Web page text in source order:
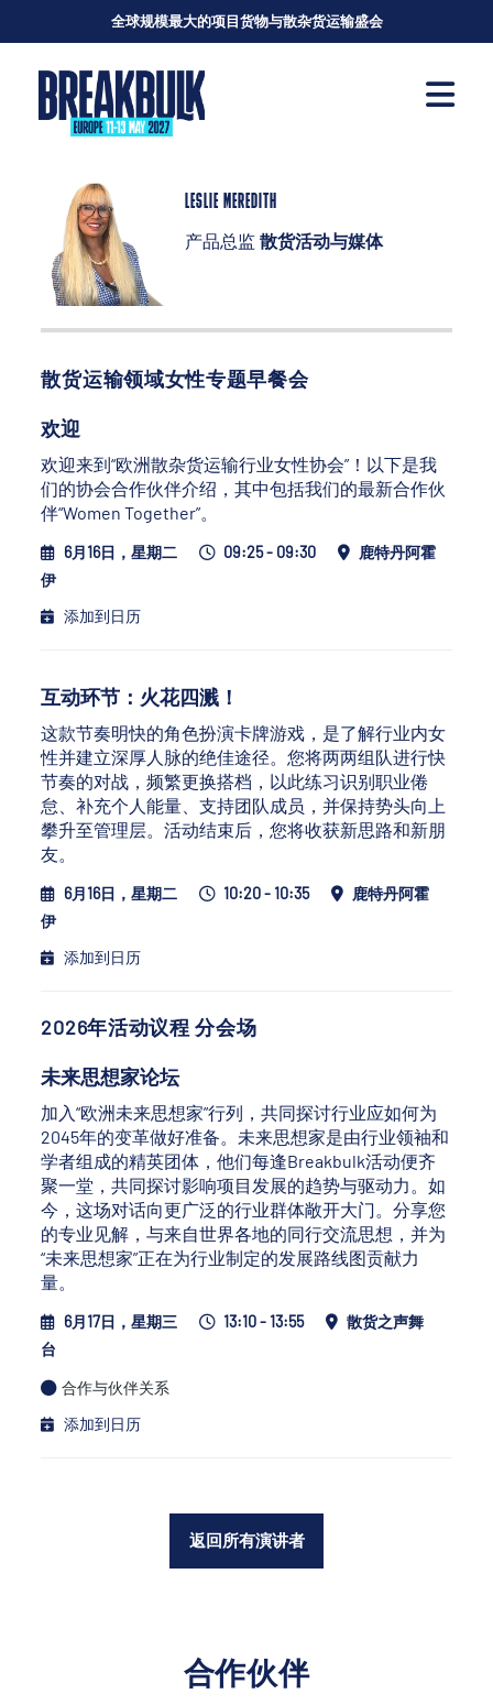
全球规模最大的项目货物与散杂货运输盛会
LESLIE MEREDITH
产品总监 散货活动与媒体
散货运输领域女性专题早餐会
欢迎
欢迎来到“欧洲散杂货运输行业女性协会”！以下是我
们的协会合作伙伴介绍，其中包括我们的最新合作伙
伴“Women Together”。
6月16日，星期二 09:25 - 09:30
鹿特丹阿霍
伊
添加到日历
互动环节：火花四溅！
这款节奏明快的角色扮演卡牌游戏，是了解行业内女
性并建立深厚人脉的绝佳途径。您将两两组队进行快
节奏的对战，频繁更换搭档，以此练习识别职业倦
怠、补充个人能量、支持团队成员，并保持势头向上
攀升至管理层。活动结束后，您将收获新思路和新朋
友。
6月16日，星期二 10:20 - 10:35
鹿特丹阿霍
伊
添加到日历
2026年活动议程 分会场
未来思想家论坛
加入“欧洲未来思想家”行列，共同探讨行业应如何为
2045年的变革做好准备。未来思想家是由行业领袖和
学者组成的精英团体，他们每逢Breakbulk活动便齐
聚一堂，共同探讨影响项目发展的趋势与驱动力。如
今，这场对话向更广泛的行业群体敞开大门。分享您
的专业见解，与来自世界各地的同行交流思想，并为
“未来思想家”正在为行业制定的发展路线图贡献力
量。
6月17日，星期三 13:10 - 13:55
散货之声舞
台
合作与伙伴关系
添加到日历
返回所有演讲者
合作伙伴